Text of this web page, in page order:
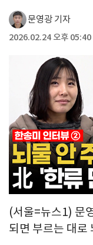
문영광 기자
2026.02.24 오후 05:40
(서울=뉴스1) 문
되면 부르는 대로